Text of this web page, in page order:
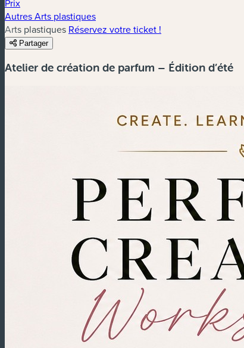
Prix
Autres Arts plastiques
Arts plastiques Réservez votre ticket !
Partager
Atelier de création de parfum – Édition d’été